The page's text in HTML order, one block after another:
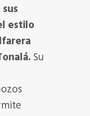
sus
estilo
Su